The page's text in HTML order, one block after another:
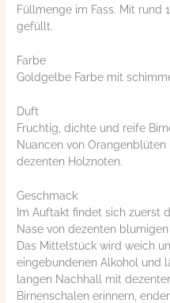
Füllmenge im Fass. Mit rund
gefüllt.
Farbe
Goldgelbe Farbe mit
Duft
Fruchtig, dichte und reife
Nuancen von
dezenten Holznoten.
Geschmack
Im Auftakt findet sich zuerst
Nase von dezenten
Das Mittelstück wird weich
eingebundenen Alkohol und
langen Nachhall mit
Birnenschalen erinnern,